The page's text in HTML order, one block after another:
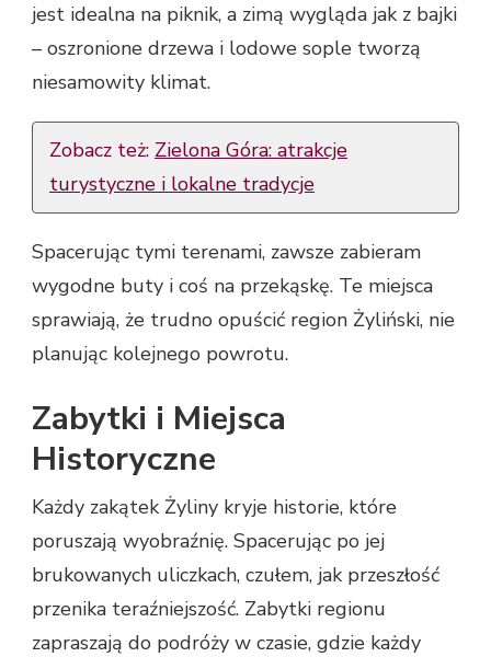
jest idealna na piknik, a zimą wygląda jak z bajki
– oszronione drzewa i lodowe sople tworzą
niesamowity klimat.
Zobacz też: Zielona Góra: atrakcje
turystyczne i lokalne tradycje
Spacerując tymi terenami, zawsze zabieram
wygodne buty i coś na przekąskę. Te miejsca
sprawiają, że trudno opuścić region Żyliński, nie
planując kolejnego powrotu.
Zabytki i Miejsca
Historyczne
Każdy zakątek Żyliny kryje historie, które
poruszają wyobraźnię. Spacerując po jej
brukowanych uliczkach, czułem, jak przeszłość
przenika teraźniejszość. Zabytki regionu
zapraszają do podróży w czasie, gdzie każdy